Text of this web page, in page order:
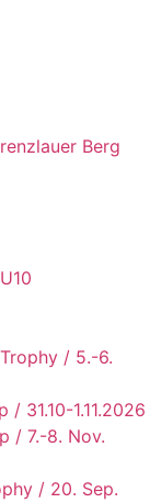
Berg
/ 5.-6.
31.10-1.11.2026
/ 7.-8. Nov.
/ 20. Sep.